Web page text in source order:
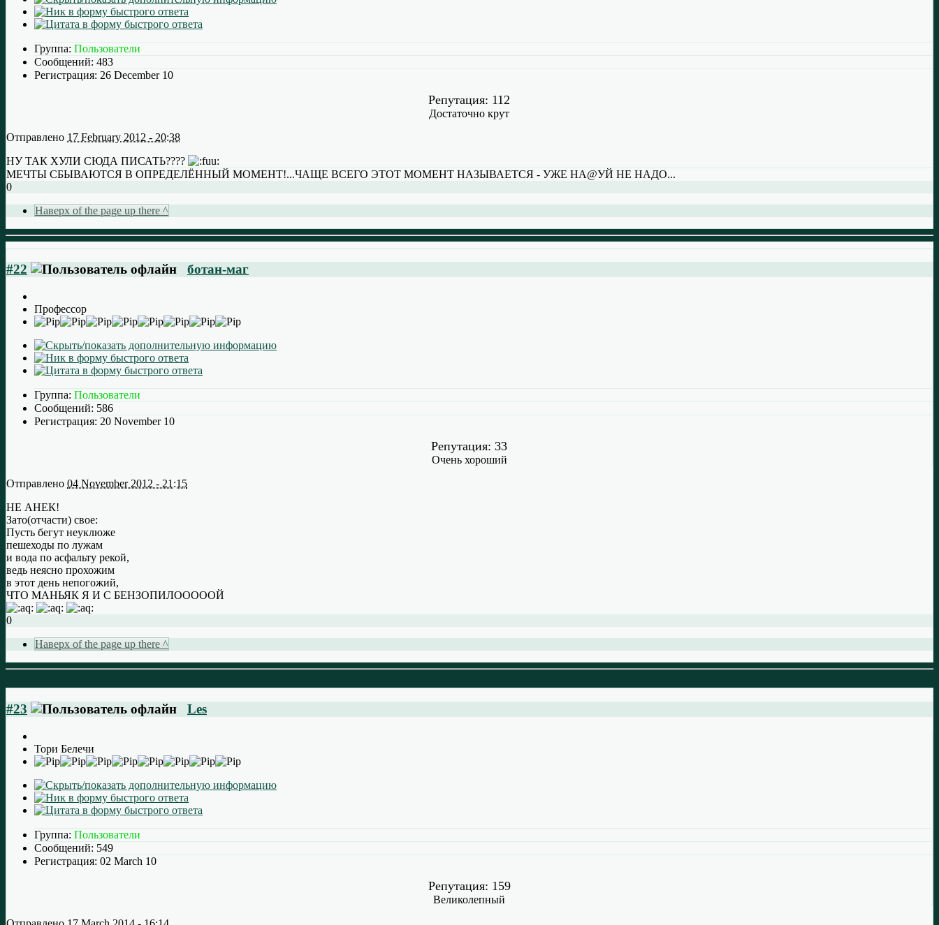
Группа: Пользователи
Сообщений: 483
Регистрация: 26 December 10
Репутация: 112
Достаточно крут
Отправлено 17 February 2012 - 20:38
НУ ТАК ХУЛИ СЮДА ПИСАТЬ????
МЕЧТЫ СБЫВАЮТСЯ В ОПРЕДЕЛЁННЫЙ МОМЕНТ!...ЧАЩЕ ВСЕГО ЭТОТ МОМЕНТ НАЗЫВАЕТСЯ - УЖЕ НА@УЙ НЕ НАДО...
0
Наверх of the page up there ^
#22 ботан-маг
Профессор
Группа: Пользователи
Сообщений: 586
Регистрация: 20 November 10
Репутация: 33
Очень хороший
Отправлено 04 November 2012 - 21:15
НЕ АНЕК!
Зато(отчасти) свое:
Пусть бегут неуклюже
пешеходы по лужам
и вода по асфальту рекой,
ведь неясно прохожим
в этот день непогожий,
ЧТО МАНЬЯК Я И С БЕНЗОПИЛОООООЙ
0
Наверх of the page up there ^
#23 Les
Тори Белечи
Группа: Пользователи
Сообщений: 549
Регистрация: 02 March 10
Репутация: 159
Великолепный